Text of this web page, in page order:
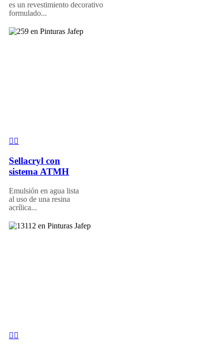
es un revestimiento decorativo
formulado...
Sellacryl con
sistema ATMH
Emulsión en agua lista
al uso de una resina
acrílica...